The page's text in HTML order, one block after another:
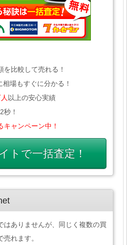
比較して売れる！
場もすぐに分かる！
以上の安心実績
秒！
ャンペーン中！
トで一括査定！
はありませんが、同じく複数の買
れます。